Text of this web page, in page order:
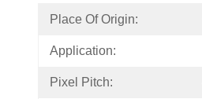
Place Of Origin:
Application:
Pixel Pitch: